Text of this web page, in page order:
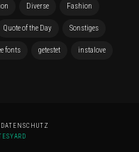
Diverse Fashion
Quote of the Day Sonstiges
fonts getestet instalove
DATENSCHUTZ